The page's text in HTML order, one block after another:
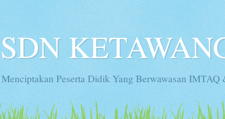
SDN
Menciptakan Peserta Didik Yang Berwawasan